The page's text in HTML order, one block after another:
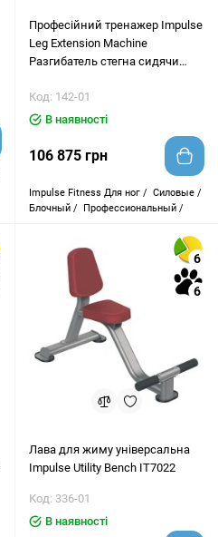
Професійний тренажер Impulse
Leg Extension Machine
Разгибатель стегна сидячи
Код: 142-01
В наявності
106 875 грн
Impulse Fitness Для ног / Силовые /
Блочный /
Профессиональный /
6
6
Лава для жиму універсальна
Impulse Utility Bench IT7022
Код: 336-01
В наявності